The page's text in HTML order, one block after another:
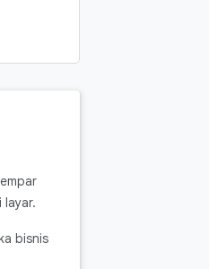
layar.
bisnis